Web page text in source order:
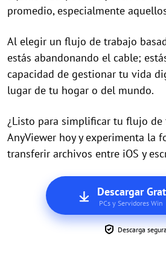
promedio, especialmente
Al elegir un flujo de trabajo
estás abandonando el cable;
capacidad de gestionar tu vida
lugar de tu hogar o del mundo.
¿Listo para simplificar tu flujo de
AnyViewer hoy y experimenta la
transferir archivos entre iOS y
Descargar
PCs y Servidores Win
Descarga segura